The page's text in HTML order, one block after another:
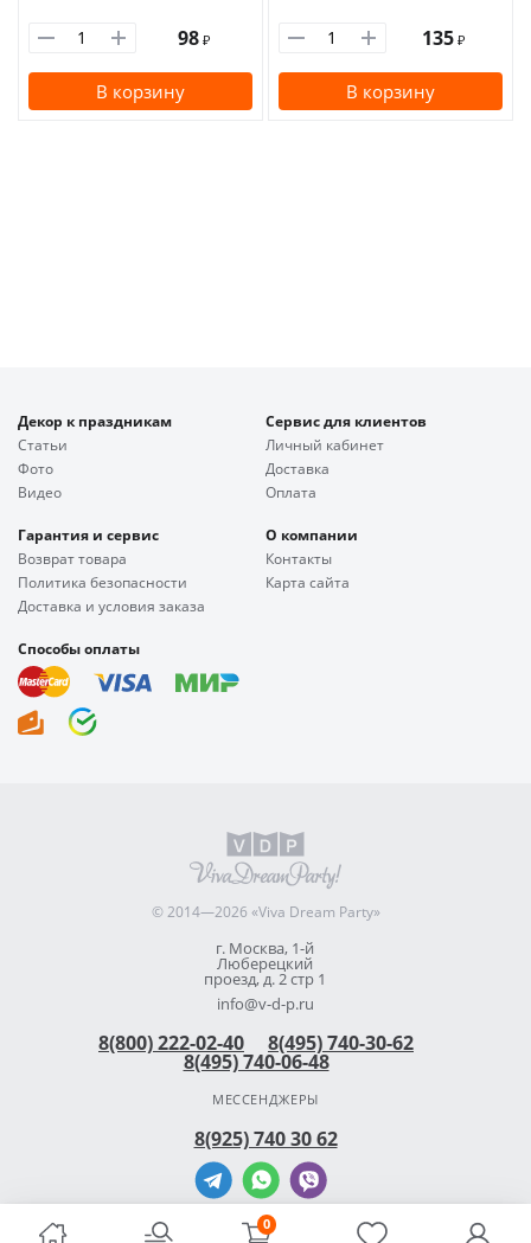
0
98 ₽
В корзину
135 ₽
В корзину
Декор к праздникам
Статьи
Фото
Видео
Сервис для клиентов
Личный кабинет
Доставка
Оплата
Гарантия и сервис
Возврат товара
Политика безопасности
Доставка и условия заказа
О компании
Контакты
Карта сайта
Способы оплаты
© 2014—2026 «Viva Dream Party»
г. Москва, 1-й
Люберецкий
проезд, д. 2 стр 1
info@v-d-p.ru
8(800) 222-02-40 8(495) 740-30-62
8(495) 740-06-48
МЕССЕНДЖЕРЫ
8(925) 740 30 62